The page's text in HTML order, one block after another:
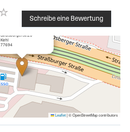
Schreibe eine Bewertung
Straßburgerstr.26
Kehl
77694
×
Leaflet|© OpenStreetMap contributors